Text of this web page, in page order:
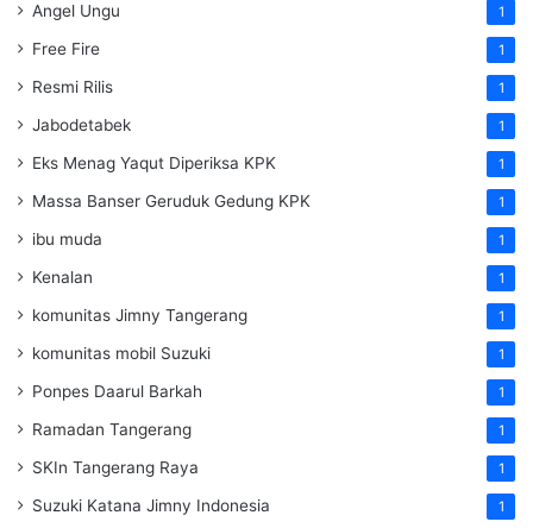
Angel Ungu 1
Free Fire 1
Resmi Rilis 1
Jabodetabek 1
Eks Menag Yaqut Diperiksa KPK 1
Massa Banser Geruduk Gedung KPK 1
ibu muda 1
Kenalan 1
komunitas Jimny Tangerang 1
komunitas mobil Suzuki 1
Ponpes Daarul Barkah 1
Ramadan Tangerang 1
SKIn Tangerang Raya 1
Suzuki Katana Jimny Indonesia 1